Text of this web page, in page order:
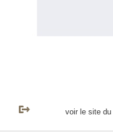
voir le site du